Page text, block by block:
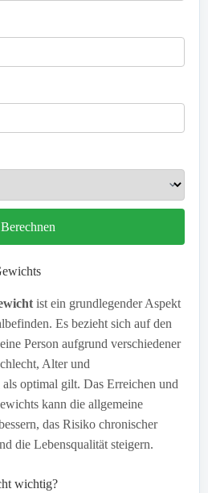
Berechnen
ist ein grundlegender Aspekt
Es bezieht sich auf den
Person aufgrund verschiedener
Alter und
optimal gilt. Das Erreichen und
kann die allgemeine
das Risiko chronischer
die Lebensqualität steigern.
wichtig?